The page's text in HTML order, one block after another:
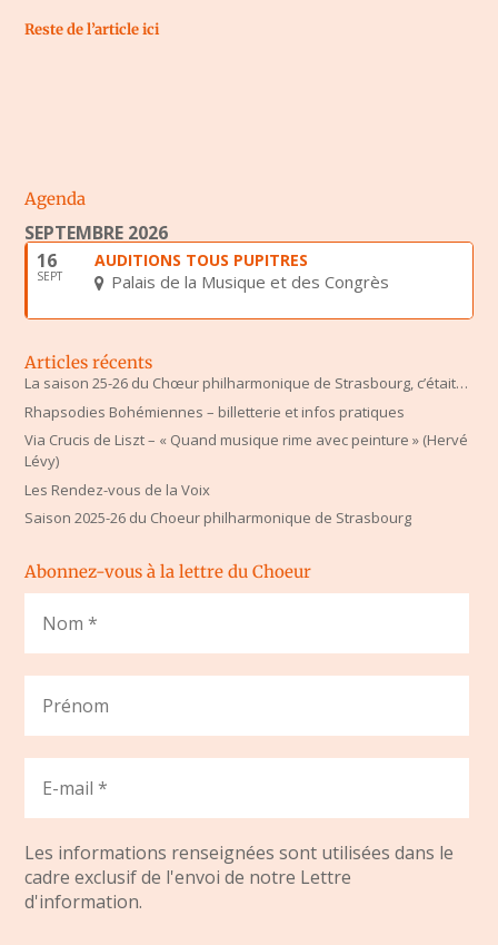
Reste de l’articleici
Agenda
SEPTEMBRE 2026
16
SEPT
AUDITIONS TOUS PUPITRES
Palais de la Musique et des Congrès
Articles récents
La saison 25-26 du Chœur philharmonique de Strasbourg, c’était…
Rhapsodies Bohémiennes – billetterie et infos pratiques
Via Crucis de Liszt – « Quand musique rime avec peinture » (Hervé
Lévy)
Les Rendez-vous de la Voix
Saison 2025-26 du Choeur philharmonique de Strasbourg
Abonnez-vous à la lettre du Choeur
Les informations renseignées sont utilisées dans le
cadre exclusif de l'envoi de notre Lettre
d'information.